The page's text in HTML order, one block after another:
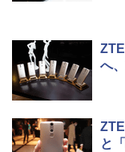
へ
と